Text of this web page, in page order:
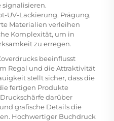
UV-Lackierung, Prägung,
Materialien verleihen
Komplexität, um in
zu erregen.
beeinflusst
Regal und die Attraktivität
stellt sicher, dass die
fertigen Produkte
darüber
grafische Details die
Hochwertiger Buchdruck